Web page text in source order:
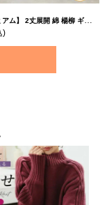
ー フレア スカンツ 【ウェストゴム】 | 大きいサイズの通販ならハッピーマリリン
)